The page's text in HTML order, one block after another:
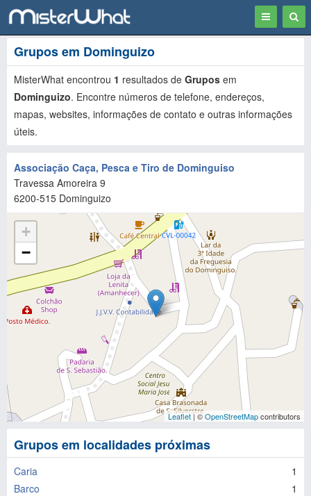
Toggle
navigation
Grupos em Dominguizo
MisterWhat encontrou 1 resultados de Grupos em
Dominguizo. Encontre números de telefone, endereços,
mapas, websites, informações de contato e outras informações
úteis.
Associação Caça, Pesca e Tiro de Dominguiso
Travessa Amoreira 9
6200-515 Dominguizo
+
−
Leaflet| ©OpenStreetMapcontributors
Grupos em localidades próximas
Caria
1
Barco
1